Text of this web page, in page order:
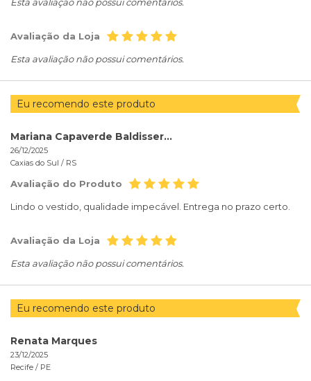
Avaliação da Loja
Esta avaliação não possui comentários.
Eu recomendo este produto
Mariana Capaverde Baldisserotto
26/12/2025
Caxias do Sul / RS
Avaliação do Produto
Lindo o vestido, qualidade impecável. Entrega no prazo certo.
Avaliação da Loja
Esta avaliação não possui comentários.
Eu recomendo este produto
Renata Marques
23/12/2025
Recife / PE